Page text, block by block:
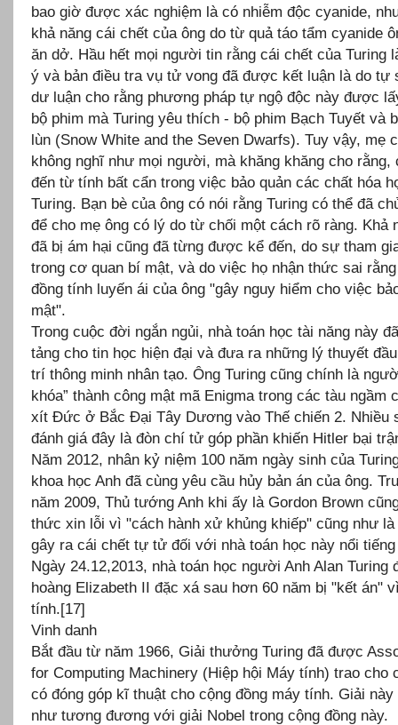
bao giờ được xác nghiệm là có nhiễm độc cyanide,
khả năng cái chết của ông do từ quả táo tẩm cyanide
ăn dở. Hầu hết mọi người tin rằng cái chết của Turing
ý và bản điều tra vụ tử vong đã được kết luận là do tự
dư luận cho rằng phương pháp tự ngộ độc này được
bộ phim mà Turing yêu thích - bộ phim Bạch Tuyết và
lùn (Snow White and the Seven Dwarfs). Tuy vậy, mẹ
không nghĩ như mọi người, mà khăng khăng cho rằng,
đến từ tính bất cẩn trong việc bảo quản các chất hóa
Turing. Bạn bè của ông có nói rằng Turing có thể đã
để cho mẹ ông có lý do từ chối một cách rõ ràng. Khả
đã bị ám hại cũng đã từng được kể đến, do sự tham
trong cơ quan bí mật, và do việc họ nhận thức sai
đồng tính luyến ái của ông "gây nguy hiểm cho việc
mật".
Trong cuộc đời ngắn ngủi, nhà toán học tài năng này
tảng cho tin học hiện đại và đưa ra những lý thuyết
trí thông minh nhân tạo. Ông Turing cũng chính là
khóa” thành công mật mã Enigma trong các tàu ngầm
xít Đức ở Bắc Đại Tây Dương vào Thế chiến 2. Nhiều
đánh giá đây là đòn chí tử góp phần khiến Hitler bại
Năm 2012, nhân kỷ niệm 100 năm ngày sinh của
khoa học Anh đã cùng yêu cầu hủy bản án của ông.
năm 2009, Thủ tướng Anh khi ấy là Gordon Brown
thức xin lỗi vì "cách hành xử khủng khiếp" cũng như là
gây ra cái chết tự tử đối với nhà toán học này nổi tiếng
Ngày 24.12,2013, nhà toán học người Anh Alan Turing
hoàng Elizabeth II đặc xá sau hơn 60 năm bị "kết án"
tính.[17]
Vinh danh
Bắt đầu từ năm 1966, Giải thưởng Turing đã được
for Computing Machinery (Hiệp hội Máy tính) trao cho
có đóng góp kĩ thuật cho cộng đồng máy tính. Giải
như tương đương với giải Nobel trong cộng đồng này.